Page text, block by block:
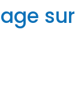
sur